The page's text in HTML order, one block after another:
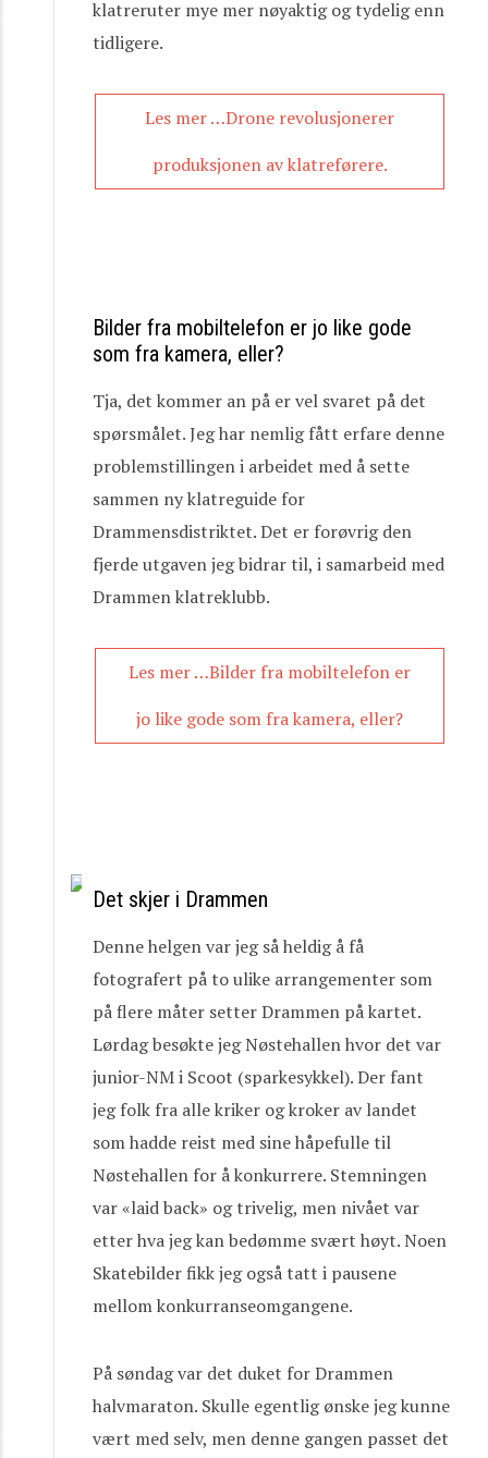
klatreruter mye mer nøyaktig og tydelig enn
tidligere.
Les mer …Drone revolusjonerer
produksjonen av klatreførere.
Bilder fra mobiltelefon er jo like gode
som fra kamera, eller?
Tja, det kommer an på er vel svaret på det
spørsmålet. Jeg har nemlig fått erfare denne
problemstillingen i arbeidet med å sette
sammen ny klatreguide for
Drammensdistriktet. Det er forøvrig den
fjerde utgaven jeg bidrar til, i samarbeid med
Drammen klatreklubb.
Les mer …Bilder fra mobiltelefon er
jo like gode som fra kamera, eller?
Det skjer i Drammen
Denne helgen var jeg så heldig å få
fotografert på to ulike arrangementer som
på flere måter setter Drammen på kartet.
Lørdag besøkte jeg Nøstehallen hvor det var
junior-NM i Scoot (sparkesykkel). Der fant
jeg folk fra alle kriker og kroker av landet
som hadde reist med sine håpefulle til
Nøstehallen for å konkurrere. Stemningen
var «laid back» og trivelig, men nivået var
etter hva jeg kan bedømme svært høyt. Noen
Skatebilder fikk jeg også tatt i pausene
mellom konkurranseomgangene.
På søndag var det duket for Drammen
halvmaraton. Skulle egentlig ønske jeg kunne
vært med selv, men denne gangen passet det